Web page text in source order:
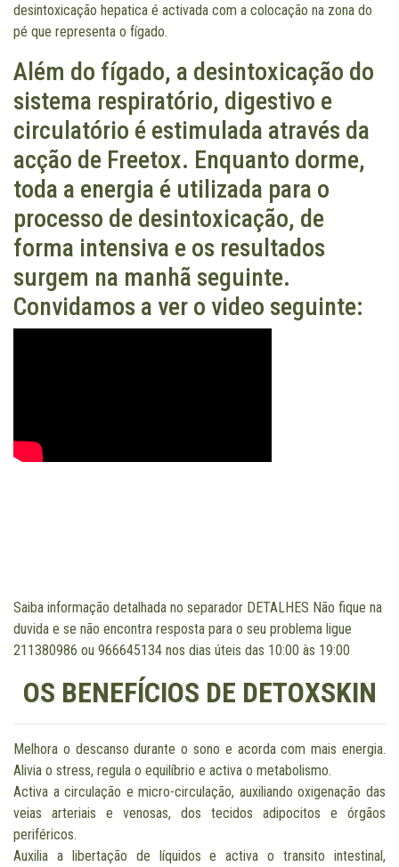
desintoxicação hepatica é activada com a colocação na zona do
pé que representa o fígado.
Além do fígado, a desintoxicação do
sistema respiratório, digestivo e
circulatório é estimulada através da
acção de Freetox. Enquanto dorme,
toda a energia é utilizada para o
processo de desintoxicação, de
forma intensiva e os resultados
surgem na manhã seguinte.
Convidamos a ver o video seguinte:
Saiba informação detalhada no separador DETALHES Não fique na
duvida e se não encontra resposta para o seu problema ligue
211380986 ou 966645134 nos dias úteis das 10:00 às 19:00
OS BENEFÍCIOS DE DETOXSKIN
Melhora o descanso durante o sono e acorda com mais energia.
Alivia o stress, regula o equilíbrio e activa o metabolismo.
Activa a circulação e micro-circulação, auxiliando oxigenação das
veias arteriais e venosas, dos tecidos adipocitos e órgãos
periféricos.
Auxilia a libertação de líquidos e activa o transito intestinal,